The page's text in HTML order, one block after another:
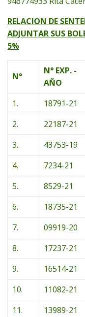
RELACION DE
ADJUNTAR SUS
5%
N°
N° EXP. -
AÑO
1. 18791-21
2.
22187-21
3.
43753-19
4.
7234-21
5.
8529-21
6.
18735-21
7.
09919-20
8.
17237-21
9.
16514-21
10.
11082-21
11.
13989-21